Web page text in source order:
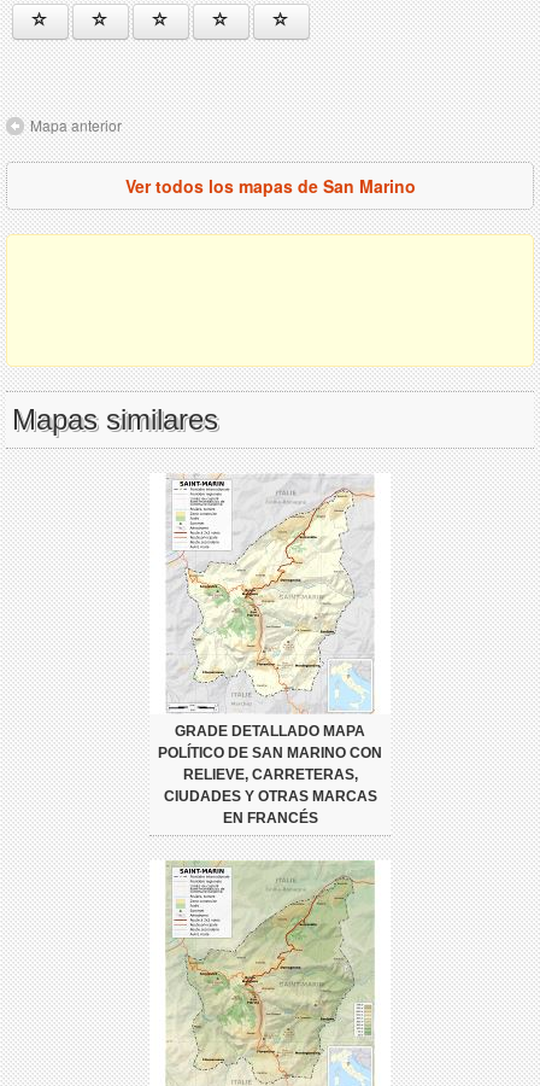
Mapa anterior
Ver todos los mapas de San Marino
Mapas similares
GRADE DETALLADO MAPA
POLÍTICO DE SAN MARINO CON
RELIEVE, CARRETERAS,
CIUDADES Y OTRAS MARCAS
EN FRANCÉS